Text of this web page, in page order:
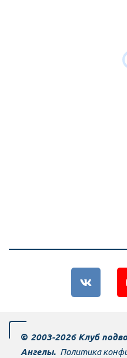
© 20­­­­03-2026 Клуб
Ангелы. Политика